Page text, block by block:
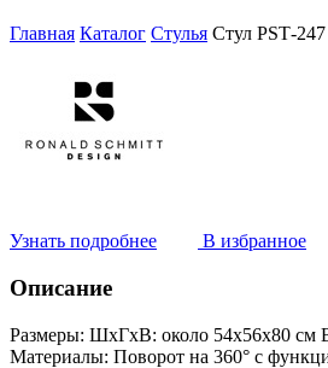
Главная Каталог Стулья Стул РSТ-247
Узнать подробнее В избранное
Описание
Размеры: ШxГxВ: около 54x56x80 см
Материалы: Поворот на 360° с